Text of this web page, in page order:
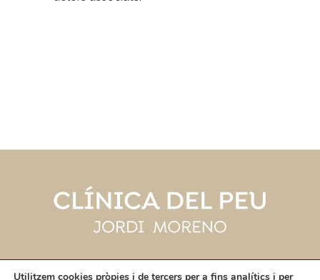
Utilitzem cookies pròpies i de tercers per a fins analítics i per